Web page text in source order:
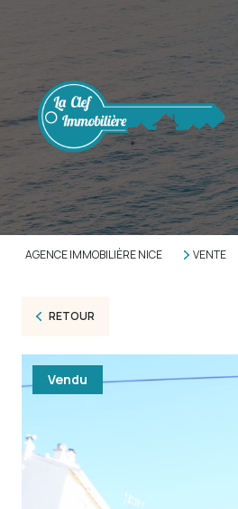
AGENCE IMMOBILIÈRE NICE VENTE
RETOUR
Vendu